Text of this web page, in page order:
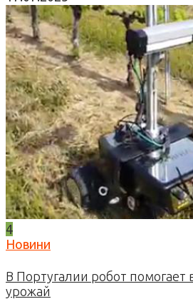
4
Новини
В Португалии робот
урожай